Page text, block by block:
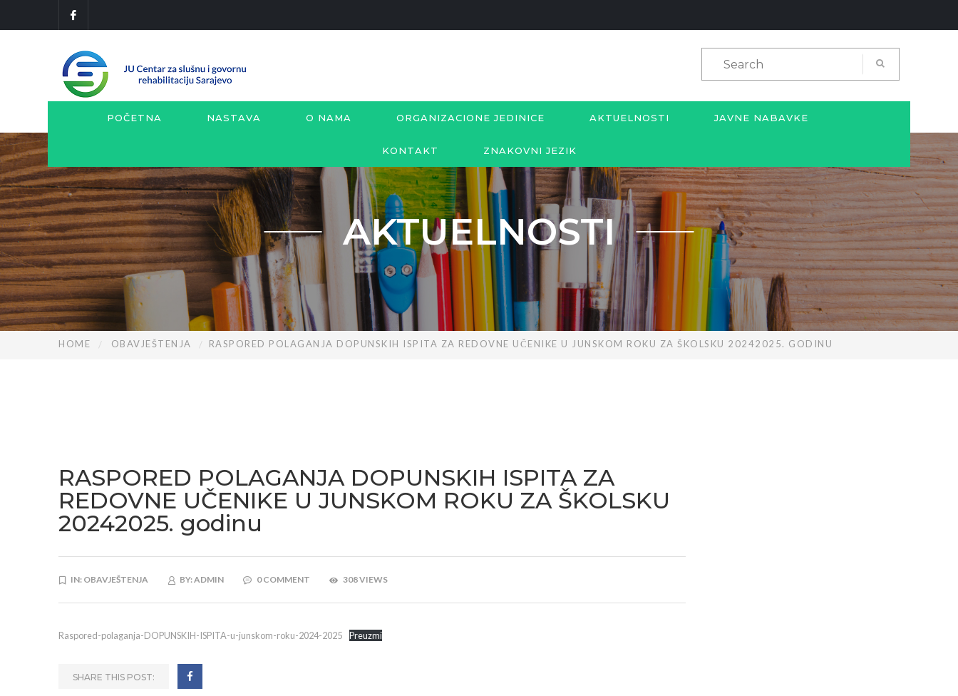
POČETNA NASTAVA O NAMA ORGANIZACIONE JEDINICE AKTUELNOSTI JAVNE NABAVKE
KONTAKT ZNAKOVNI JEZIK
AKTUELNOSTI
HOME OBAVJEŠTENJA RASPORED POLAGANJA DOPUNSKIH ISPITA ZA REDOVNE UČENIKE U JUNSKOM ROKU ZA ŠKOLSKU 20242025. GODINU
RASPORED POLAGANJA DOPUNSKIH ISPITA ZA
REDOVNE UČENIKE U JUNSKOM ROKU ZA ŠKOLSKU
20242025. godinu
IN: OBAVJEŠTENJA BY:ADMIN 0 COMMENT 308 VIEWS
Raspored-polaganja-DOPUNSKIH-ISPITA-u-junskom-roku-2024-2025 Preuzmi
SHARE THIS POST: